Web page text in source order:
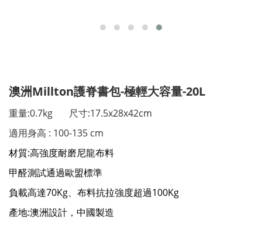
澳洲Millton護脊書包-極輕大容量-20L
重量:0.7kg 尺寸:17.5x28x42cm
適用身高 : 100-135 cm
材質:⾼強度耐磨尼龍布料
甲醛測試通過歐盟標準
負載高達70Kg、布料抗拉強度超過100Kg
產地:澳洲設計，中國製造